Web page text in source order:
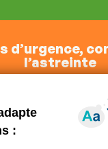
d’urgence,
l’astreinte
le vendredi après
week-ends et jours